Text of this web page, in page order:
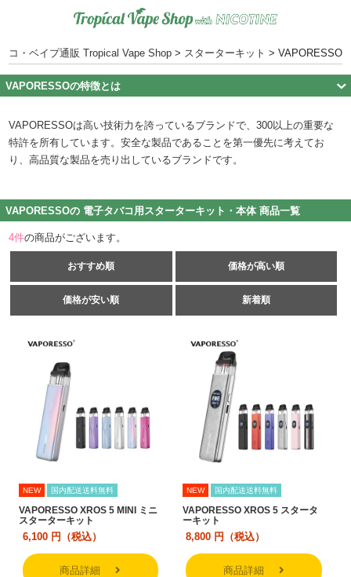
コ・ベイプ通販 Tropical Vape Shop > スターターキット > VAPORESSO
VAPORESSOの特徴とは
VAPORESSOは高い技術力を誇っているブランドで、300以上の重要な
特許を所有しています。安全な製品であることを第一優先に考えてお
り、高品質な製品を売り出しているブランドです。
VAPORESSOの 電子タバコ用スターターキット・本体 商品一覧
4件の商品がございます。
おすすめ順 価格が高い順
価格が安い順 新着順
NEW 国内配送送料無料
VAPORESSO XROS 5 MINI ミニ
スターターキット
6,100 円（税込）
商品詳細
NEW 国内配送送料無料
VAPORESSO XROS 5 スタータ
ーキット
8,800 円（税込）
商品詳細